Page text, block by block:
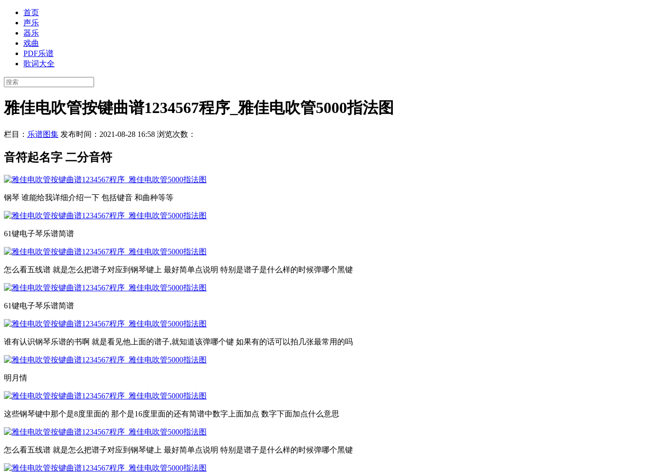
首页
声乐
器乐
戏曲
PDF乐谱
歌词大全
雅佳电吹管按键曲谱1234567程序_雅佳电吹管5000指法图
栏目： 乐谱图集 发布时间：2021-08-28 16:58 浏览次数：
音符起名字 二分音符
钢琴 谁能给我详细介绍一下 包括键音 和曲种等等
61键电子琴乐谱简谱
怎么看五线谱 就是怎么把谱子对应到钢琴键上 最好简单点说明 特别是谱子是什么样的时候弹哪个黑键
61键电子琴乐谱简谱
谁有认识钢琴乐谱的书啊 就是看见他上面的谱子,就知道该弹哪个键 如果有的话可以拍几张最常用的吗
明月情
这些钢琴键中那个是8度里面的 那个是16度里面的还有简谱中数字上面加点 数字下面加点什么意思
怎么看五线谱 就是怎么把谱子对应到钢琴键上 最好简单点说明 特别是谱子是什么样的时候弹哪个黑键